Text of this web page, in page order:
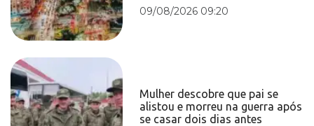
09/08/2026 09:20
Mulher descobre que pai se
alistou e morreu na guerra após
se casar dois dias antes